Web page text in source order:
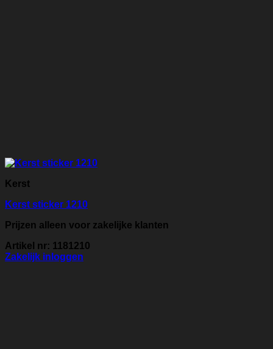
Kerst
Kerst sticker 1210
Prijzen alleen voor zakelijke klanten
Artikel nr: 1181210
Zakelijk inloggen